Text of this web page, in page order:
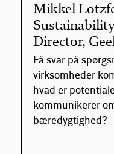
Mikkel
Director,
Få svar på
virksomheder
hvad er
kommunikerer
bæredygtighed?